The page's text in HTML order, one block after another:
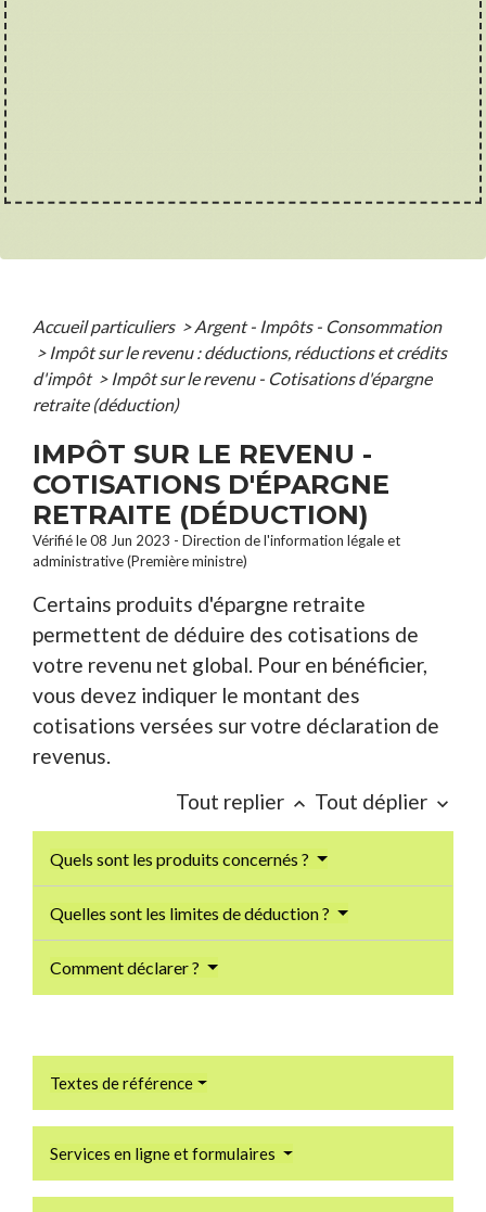
Accueil particuliers > Argent - Impôts - Consommation
> Impôt sur le revenu : déductions, réductions et crédits
d'impôt > Impôt sur le revenu - Cotisations d'épargne
retraite (déduction)
IMPÔT SUR LE REVENU -
COTISATIONS D'ÉPARGNE
RETRAITE (DÉDUCTION)
Vérifié le 08 Jun 2023 - Direction de l'information légale et
administrative (Première ministre)
Certains produits d'épargne retraite
permettent de déduire des cotisations de
votre revenu net global. Pour en bénéficier,
vous devez indiquer le montant des
cotisations versées sur votre déclaration de
revenus.
Tout replier keyboard_arrow_up Tout déplier keyboard_arrow_down
Quels sont les produits concernés ?
Quelles sont les limites de déduction ?
Comment déclarer ?
Textes de référence
Services en ligne et formulaires